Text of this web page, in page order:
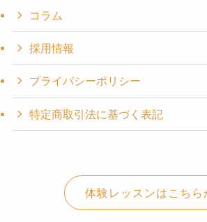
コラム
採用情報
プライバシーポリシー
特定商取引法に基づく表記
体験レッスンはこちら